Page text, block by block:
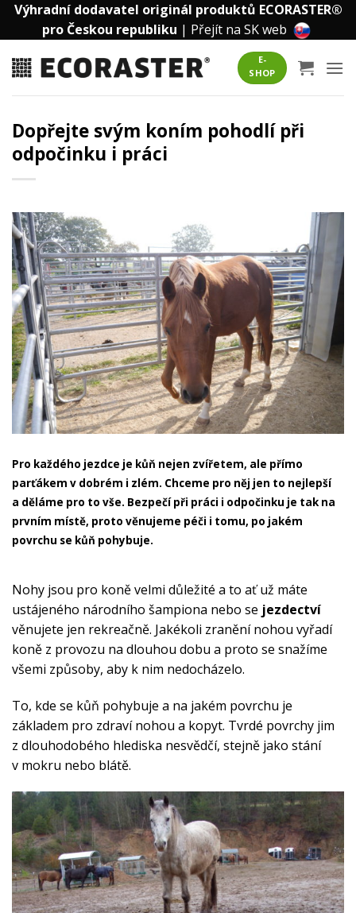
Přeskočit
Výhradní dodavatel originál produktů ECORASTER®
pro Českou republiku | Přejít na SK web
E-
SHOP
Dopřejte svým koním pohodlí při
odpočinku i práci
Pro každého jezdce je kůň nejen zvířetem, ale přímo
parťákem v dobrém i zlém. Chceme pro něj jen to nejlepší
a děláme pro to vše. Bezpečí při práci i odpočinku je tak na
prvním místě, proto věnujeme péči i tomu, po jakém
povrchu se kůň pohybuje.
Nohy jsou pro koně velmi důležité a to ať už máte
ustájeného národního šampiona nebo se jezdectví
věnujete jen rekreačně. Jakékoli zranění nohou vyřadí
koně z provozu na dlouhou dobu a proto se snažíme
všemi způsoby, aby k nim nedocházelo.
To, kde se kůň pohybuje a na jakém povrchu je
základem pro zdraví nohou a kopyt. Tvrdé povrchy jim
z dlouhodobého hlediska nesvědčí, stejně jako stání
v mokru nebo blátě.